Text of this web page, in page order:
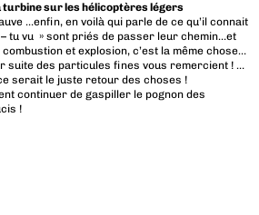
turbine sur les hélicoptères légers
…enfin, en voilà qui parle de ce qu’il connait
tu vu » sont priés de passer leur chemin…et
et explosion, c’est la même chose…
suite des particules fines vous remercient ! …
serait le juste retour des choses !
continuer de gaspiller le pognon des
!